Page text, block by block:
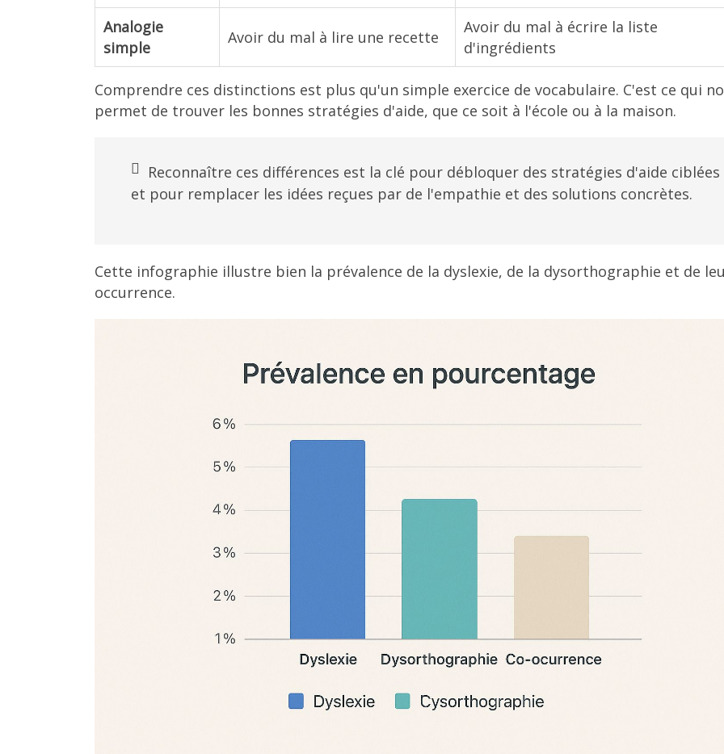
Analogie
simple
Avoir du mal à lire une recette
Avoir du mal à écrire la liste
d'ingrédients
Comprendre ces distinctions est plus qu'un simple exercice de vocabulaire. C'est ce qui
permet de trouver les bonnes stratégies d'aide, que ce soit à l'école ou à la maison.
Reconnaître ces différences est la clé pour débloquer des stratégies d'aide ciblées
et pour remplacer les idées reçues par de l'empathie et des solutions concrètes.
Cette infographie illustre bien la prévalence de la dyslexie, de la dysorthographie et de
occurrence.